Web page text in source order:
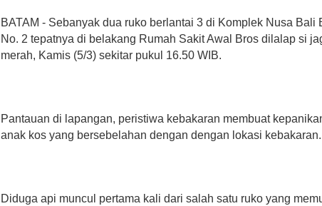
BATAM - Sebanyak dua ruko berlantai 3 di Komplek Nusa Bali
No. 2 tepatnya di belakang Rumah Sakit Awal Bros dilalap si
merah, Kamis (5/3) sekitar pukul 16.50 WIB.
Pantauan di lapangan, peristiwa kebakaran membuat
anak kos yang bersebelahan dengan dengan lokasi kebakaran.
Diduga api muncul pertama kali dari salah satu ruko yang